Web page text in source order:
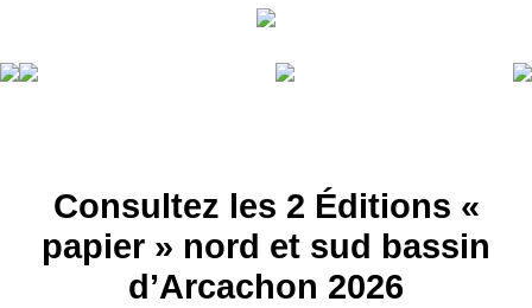
Consultez les 2 Éditions «
papier » nord et sud bassin
d’Arcachon 2026